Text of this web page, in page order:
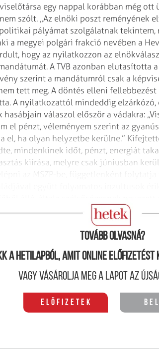
egy nappal korábban még ott
szólt. „Az elnöki poszt reményének
pályámat szolgálatnak tekintem,
a megyei polgári frakció nevében a
hogy az nyilatkozzon az
A TVB azonban elutasította
szerint a mandátumról csak a
tett meg. A döntés elleni fellebbezést
A nyilatkozattól mindeddig elzárkózó,
hasábjain válaszol először a vádakra:
el pénzt, véleményem szerint az
el, ha olyan helyzetbe kerülne.”
mindenkinek időt, pénzt, energiát
kiírása, melyre csak júniusban
Azóta is rendszeresen zaklatják őket
Tovább olvasná?
a hetilapból, amit online előfizetést
Vagy vásárolja meg a lapot az
Előfizetek